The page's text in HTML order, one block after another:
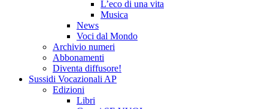
L’eco di una vita
Musica
News
Voci dal Mondo
Archivio numeri
Abbonamenti
Diventa diffusore!
Sussidi Vocazionali AP
Edizioni
Libri